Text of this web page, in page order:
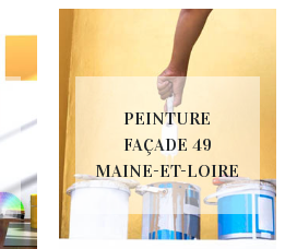
PEINTURE
FAÇADE 49
MAINE-ET-LOIRE